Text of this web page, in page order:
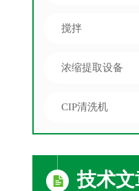
搅拌
浓缩提取设备
CIP清洗机
技术文